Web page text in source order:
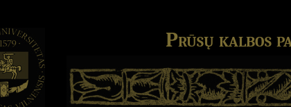
Prūsų kalbos